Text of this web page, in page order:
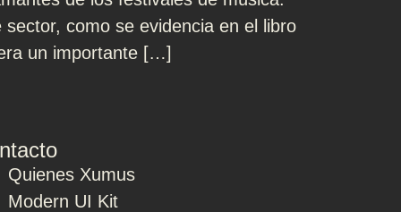
como se evidencia en el libro
un importante […]
Quienes Xumus
Modern UI Kit